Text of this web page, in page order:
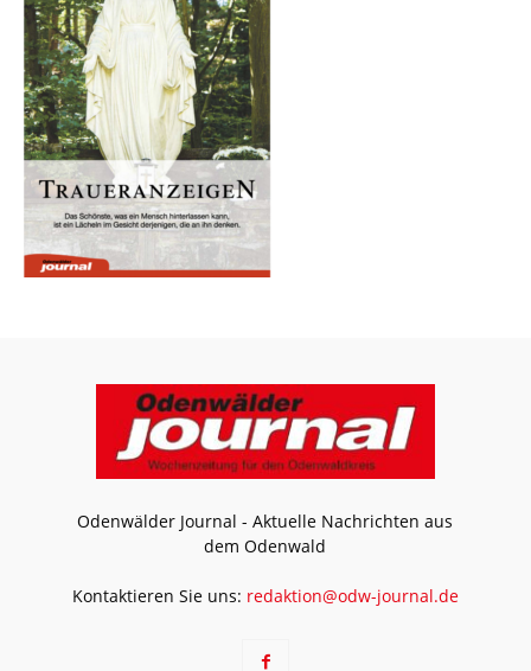
Odenwälder Journal - Aktuelle Nachrichten aus
dem Odenwald
Kontaktieren Sie uns: redaktion@odw-journal.de